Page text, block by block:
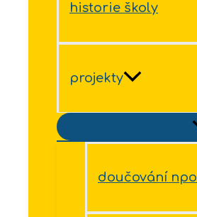
historie školy
projekty
doučování npo